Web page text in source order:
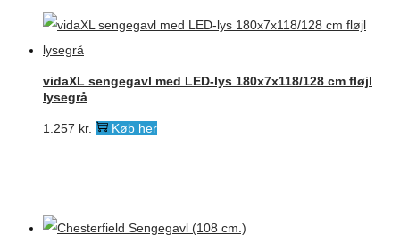
vidaXL sengegavl med LED-lys 180x7x118/128 cm fløjl
lysegrå
1.257 kr. Køb her